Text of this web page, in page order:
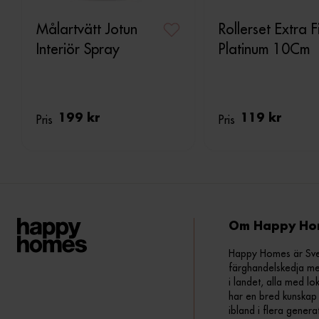
Målartvätt Jotun
Interiör Spray
Pris 199 kr
Rollerset Extra
Platinum 10Cm
Pris 119 kr
Om Happy
Happy Homes är
färghandelskedja
i landet, alla med
har en bred
ibland i flera